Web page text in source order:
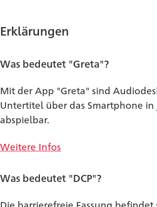
Erklärungen
Was bedeutet "Greta"?
Mit der App "Greta" sind
Untertitel über das Smartphone in
abspielbar.
Weitere Infos
Was bedeutet "DCP"?
Die barrierefreie Fassung befindet